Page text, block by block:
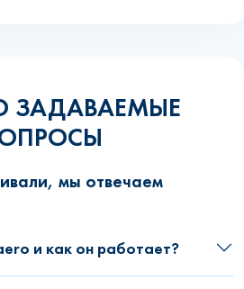
ЗАДАВАЕМЫЕ
мы отвечаем
и как он работает?